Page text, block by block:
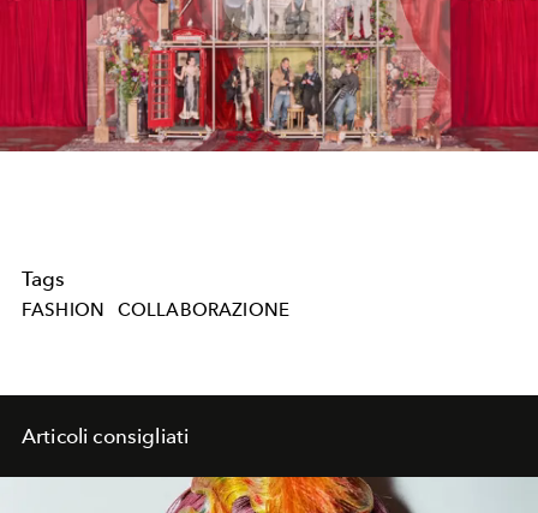
Play
Video
Tags
FASHION COLLABORAZIONE
Articoli consigliati